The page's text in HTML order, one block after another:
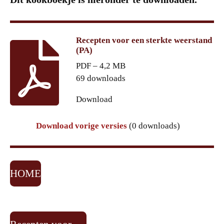
Recepten voor een sterkte weerstand
(PA)
PDF – 4,2 MB
69 downloads
Download
Download vorige versies (0 downloads)
HOME